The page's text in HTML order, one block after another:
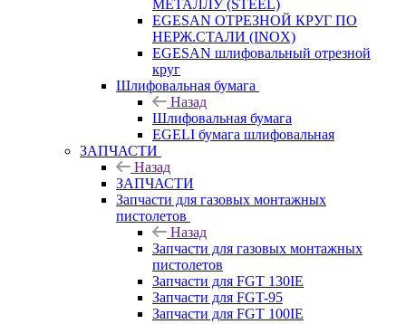
МЕТАЛЛУ (STEEL)
EGESAN ОТРЕЗНОЙ КРУГ ПО
НЕРЖ.СТАЛИ (INOX)
EGESAN шлифовальный отрезной
круг
Шлифовальная бумага
Назад
Шлифовальная бумага
EGELI бумага шлифовальная
ЗАПЧАСТИ
Назад
ЗАПЧАСТИ
Запчасти для газовых монтажных
пистолетов
Назад
Запчасти для газовых монтажных
пистолетов
Запчасти для FGT 130IE
Запчасти для FGT-95
Запчасти для FGT 100IE